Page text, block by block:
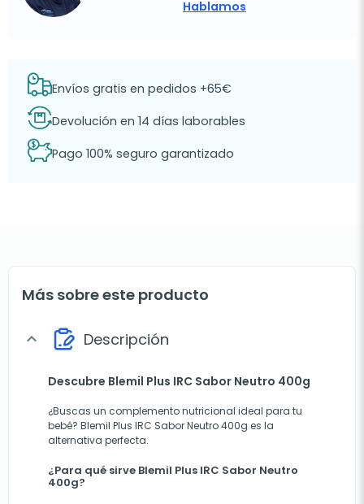
Hablamos
Envíos gratis en pedidos +65€
Devolución en 14 días laborables
Pago 100% seguro garantizado
Más sobre este producto
expand_more Descripción
Descubre Blemil Plus IRC Sabor Neutro 400g
¿Buscas un complemento nutricional ideal para tu
bebé? Blemil Plus IRC Sabor Neutro 400g es la
alternativa perfecta.
¿Para qué sirve Blemil Plus IRC Sabor Neutro
400g?